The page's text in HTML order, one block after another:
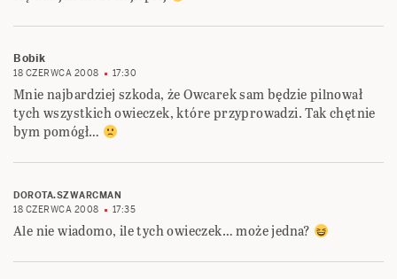
Bobik
18 CZERWCA 2008 17:30
Mnie najbardziej szkoda, że Owcarek sam będzie pilnował
tych wszystkich owieczek, które przyprowadzi. Tak chętnie
bym pomógł…
DOROTA.SZWARCMAN
18 CZERWCA 2008
17:35
Ale nie wiadomo, ile tych owieczek… może jedna?